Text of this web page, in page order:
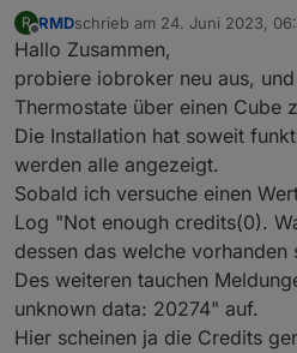
R
Offline
RMDschrieb am 24. Juni 2023,
zuletzt editiert von
Hallo Zusammen,
probiere iobroker neu aus,
Thermostate über einen Cube
Die Installation hat soweit
werden alle angezeigt.
Sobald ich versuche einen
Log "Not enough credits(0).
dessen das welche vorhanden
Des weiteren tauchen
unknown data: 20274" auf.
Hier scheinen ja die Credits